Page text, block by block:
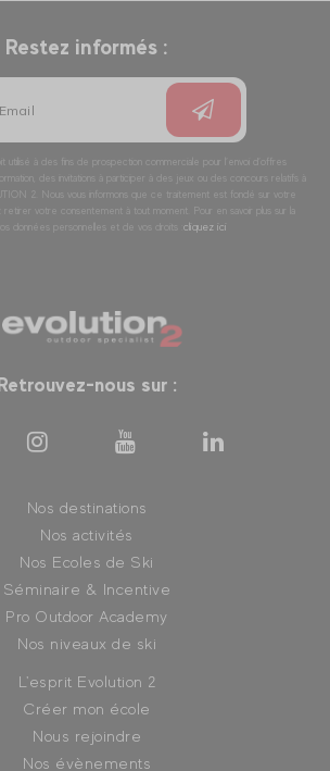
Restez informés :
utilisé à des fins de prospection commerciale pour l’envoi d’offres
des invitations à participer à des jeux ou des concours relatifs à
2. Nous vous informons que ce traitement est fondé sur votre
retirer votre consentement à tout moment. Pour en savoir plus sur la
données personnelles et de vos droits : cliquez ici
nous sur :
Nos destinations
Nos activités
Nos Ecoles de Ski
Séminaire & Incentive
Pro Outdoor Academy
Nos niveaux de ski
L'esprit Evolution 2
Créer mon école
Nous rejoindre
Nos évènements